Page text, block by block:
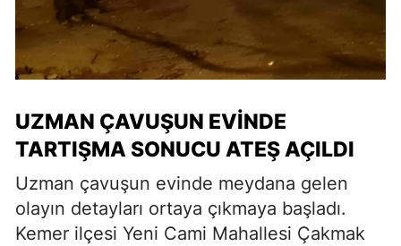
UZMAN ÇAVUŞUN EVİNDE
TARTIŞMA SONUCU ATEŞ AÇILDI
Uzman çavuşun evinde meydana gelen
olayın detayları ortaya çıkmaya başladı.
Kemer ilçesi Yeni Cami Mahallesi Çakmak